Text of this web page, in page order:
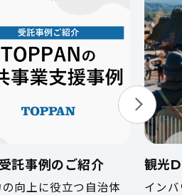
のご紹介
役立つ自治体
観光DX部
インバウンド